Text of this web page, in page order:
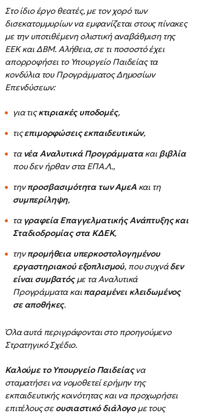
Στο ίδιο έργο θεατές, με τον χορό των
δισεκατομμυρίων να εμφανίζεται στους πίνακες
με την υποτιθέμενη ολιστική αναβάθμιση της
ΕΕΚ και ΔΒΜ. Αλήθεια, σε τι ποσοστό έχει
απορροφήσει το Υπουργείο Παιδείας τα
κονδύλια του Προγράμματος Δημοσίων
Επενδύσεων:
για τιςκτιριακές υποδομές,
τιςεπιμορφώσεις εκπαιδευτικών,
τα νέα Αναλυτικά Προγράμματακαι βιβλία
που δεν ήρθαν στα ΕΠΑ.Λ.,
τηνπροσβασιμότητα των ΑμεΑκαι τη
συμπερίληψη,
τα γραφεία Επαγγελματικής Ανάπτυξης και
Σταδιοδρομίας στα ΚΔΕΚ,
τηνπρομήθεια υπερκοστολογημένου
εργαστηριακού εξοπλισμού, που συχνάδεν
είναι συμβατόςμε τα Αναλυτικά
Προγράμματα και παραμένει κλειδωμένος
σε αποθήκες.
Όλα αυτά περιγράφονται στο προηγούμενο
Στρατηγικό Σχέδιο.
Καλούμε το Υπουργείο Παιδείαςνα
σταματήσει να νομοθετεί ερήμην της
εκπαιδευτικής κοινότητας και να προχωρήσει
επιτέλους σεουσιαστικό διάλογομε τους